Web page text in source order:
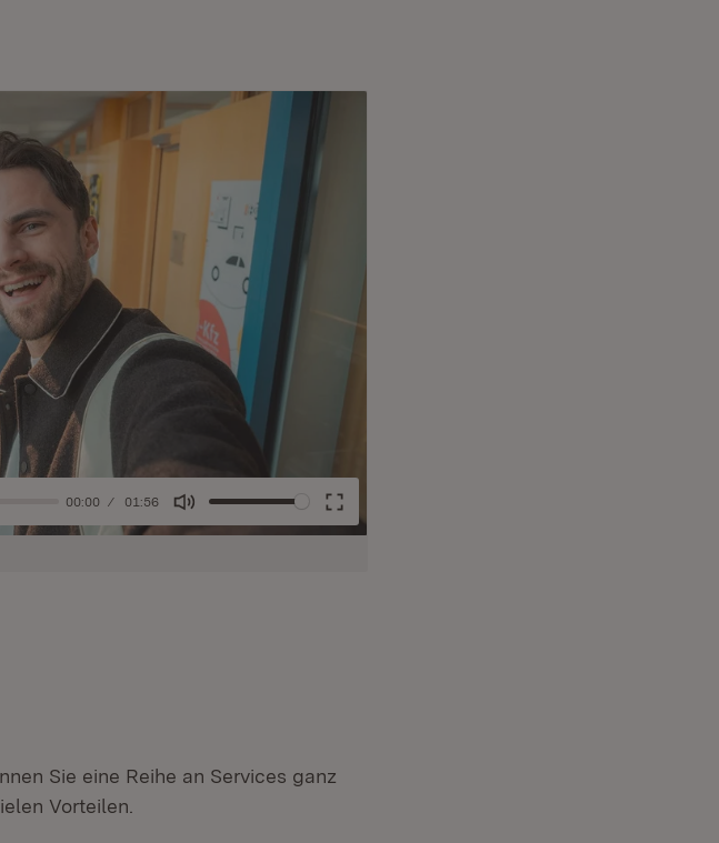
00:00 01:56
Mute
Enter
Sie eine Reihe an Services ganz
Vorteilen.